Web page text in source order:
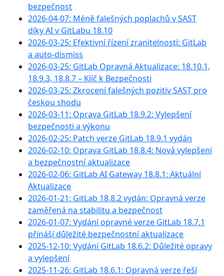
bezpečnost
2026-04-07: Méně falešných poplachů v SAST
díky AI v GitLabu 18.10
2026-03-25: Efektivní řízení zranitelností: GitLab
a auto-dismiss
2026-03-25: GitLab Opravná Aktualizace: 18.10.1,
18.9.3, 18.8.7 – Klíč k Bezpečnosti
2026-03-25: Zkrocení falešných pozitiv SAST pro
českou shodu
2026-03-11: Oprava GitLab 18.9.2: Vylepšení
bezpečnosti a výkonu
2026-02-25: Patch verze GitLab 18.9.1 vydán
2026-02-10: Oprava GitLab 18.8.4: Nová vylepšení
a bezpečnostní aktualizace
2026-02-06: GitLab AI Gateway 18.8.1: Aktuální
Aktualizace
2026-01-21: GitLab 18.8.2 vydán: Opravná verze
zaměřená na stabilitu a bezpečnost
2026-01-07: Vydání opravné verze GitLab 18.7.1
přináší důležité bezpečnostní aktualizace
2025-12-10: Vydání GitLab 18.6.2: Důležité opravy
a vylepšení
2025-11-26: GitLab 18.6.1: Opravná verze řeší